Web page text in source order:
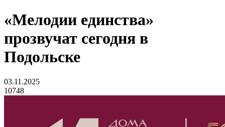
«Мелодии единства»
прозвучат сегодня в
Подольске
03.11.2025
10748